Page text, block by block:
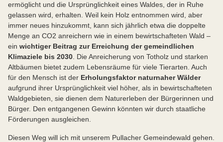
ermöglicht und die Ursprünglichkeit eines Waldes, der in Ruhe
gelassen wird, erhalten. Weil kein Holz entnommen wird, aber
immer neues hinzukommt, kann sich jährlich etwa die doppelte
Menge an CO2 anreichern wie in einem bewirtschafteten Wald –
ein wichtiger Beitrag zur Erreichung der gemeindlichen
Klimaziele bis 2030 . Die Anreicherung von Totholz und starken
Altbäumen bietet zudem Lebensräume für viele Tierarten. Auch
für den Mensch ist der Erholungsfaktor naturnaher Wälder
aufgrund ihrer Ursprünglichkeit viel höher, als in bewirtschafteten
Waldgebieten, sie dienen dem Naturerleben der Bürgerinnen und
Bürger. Den entgangenen Gewinn könnten wir durch staatliche
Förderungen ausgleichen.
Diesen Weg will ich mit unserem Pullacher Gemeindewald gehen.